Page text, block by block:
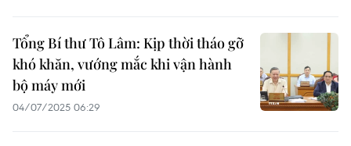
Tổng Bí thư Tô Lâm: Kịp thời tháo gỡ
khó khăn, vướng mắc khi vận hành
bộ máy mới
04/07/2025 06:29